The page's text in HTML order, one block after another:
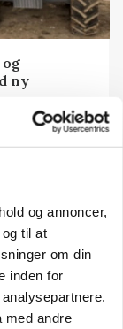
og annoncer,
til at
om din
inden for
med andre
ny